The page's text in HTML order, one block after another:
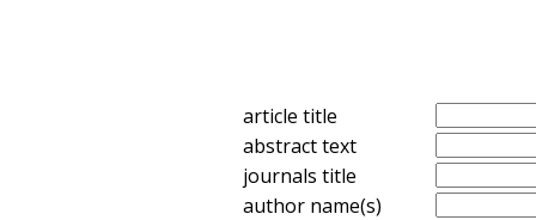
article title
abstract text
journals title
author name(s)